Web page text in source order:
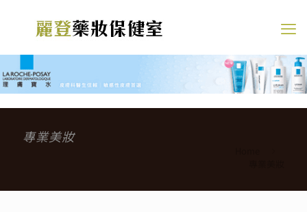
專業美妝